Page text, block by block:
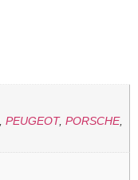
,PEUGEOT,PORSCHE,